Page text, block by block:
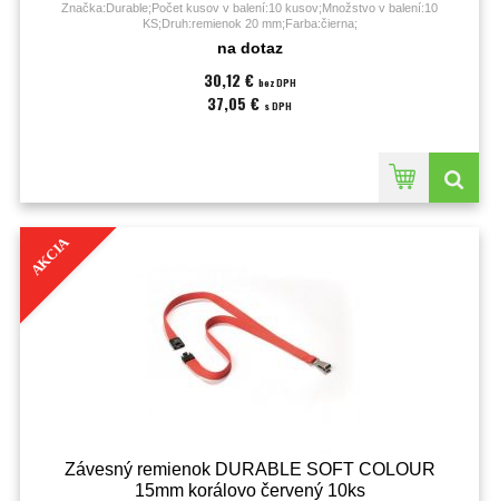
Značka:Durable;Počet kusov v balení:10 kusov;Množstvo v balení:10
KS;Druh:remienok 20 mm;Farba:čierna;
na dotaz
30,12 € bez DPH
37,05 € s DPH
AKCIA
Závesný remienok DURABLE SOFT COLOUR
15mm korálovo červený 10ks